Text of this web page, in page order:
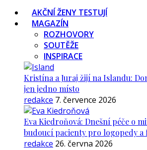
AKČNÍ ŽENY TESTUJÍ
MAGAZÍN
ROZHOVORY
SOUTĚŽE
INSPIRACE
Kristína a Juraj žijí na Islandu:
jen jedno místo
redakce 7. července 2026
Eva Kiedroňová: Dnešní péče o
budoucí pacienty pro logopedy a
redakce 26. června 2026